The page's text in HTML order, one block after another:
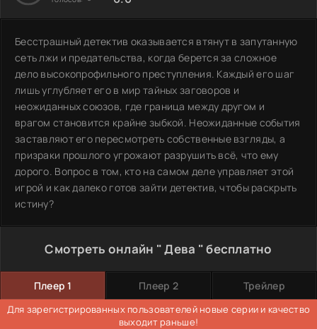
Бесстрашный детектив оказывается втянут в запутанную
сеть лжи и предательства, когда берется за сложное
дело высокопрофильного преступления. Каждый его шаг
лишь углубляет его в мир тайных заговоров и
неожиданных союзов, где граница между другом и
врагом становится крайне зыбкой. Неожиданные события
заставляют его пересмотреть собственные взгляды, а
призраки прошлого угрожают разрушить всё, что ему
дорого. Вопрос в том, кто на самом деле управляет этой
игрой и как далеко готов зайти детектив, чтобы раскрыть
истину?
Смотреть онлайн " Дева " бесплатно
Плеер 1 Плеер 2 Трейлер
Для зарегистрированных пользователей новые серии и качество
выходит раньше!